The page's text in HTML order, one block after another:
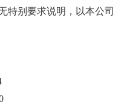
特别要求说明，以本公司